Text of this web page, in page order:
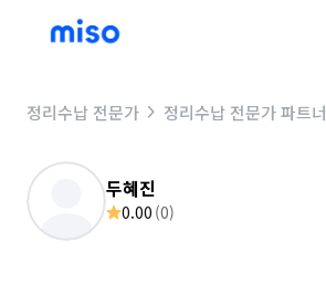
정리수납 전문가 정리수납 전문가 파트너
두혜진
0.00 (0)